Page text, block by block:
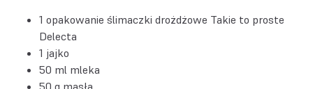
1 opakowanie ślimaczki drożdżowe Takie to proste
Delecta
1 jajko
50 ml mleka
50 g masła